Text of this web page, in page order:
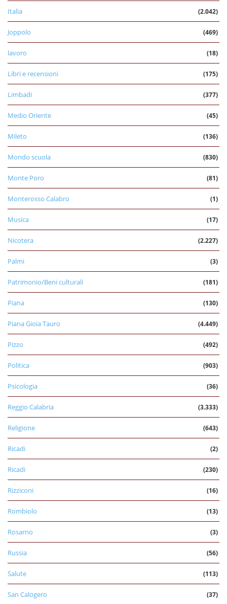
Italia (2.042)
Joppolo (469)
lavoro (18)
Libri e recensioni (175)
Limbadi (377)
Medio Oriente (45)
Mileto (136)
Mondo scuola (830)
Monte Poro (81)
Monterosso Calabro (1)
Musica (17)
Nicotera (2.227)
Palmi (3)
Patrimonio/Beni culturali (181)
Piana (130)
Piana Gioia Tauro (4.449)
Pizzo (492)
Politica (903)
Psicologia (36)
Reggio Calabria (3.333)
Religione (643)
Ricadi (2)
Ricadi (230)
Rizziconi (16)
Rombiolo (13)
Rosarno (3)
Russia (56)
Salute (113)
San Calogero (37)